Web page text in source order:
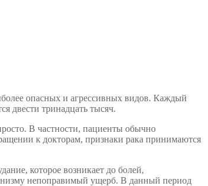
опасных и агрессивных видов. Каждый
двести тринадцать тысяч.
В частности, пациенты обычно
к докторам, признаки рака принимаются
которое возникает до болей,
непоправимый ущерб. В данный период